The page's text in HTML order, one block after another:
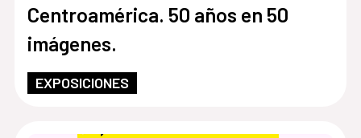
Centroamérica. 50 años en 50
imágenes.
EXPOSICIONES